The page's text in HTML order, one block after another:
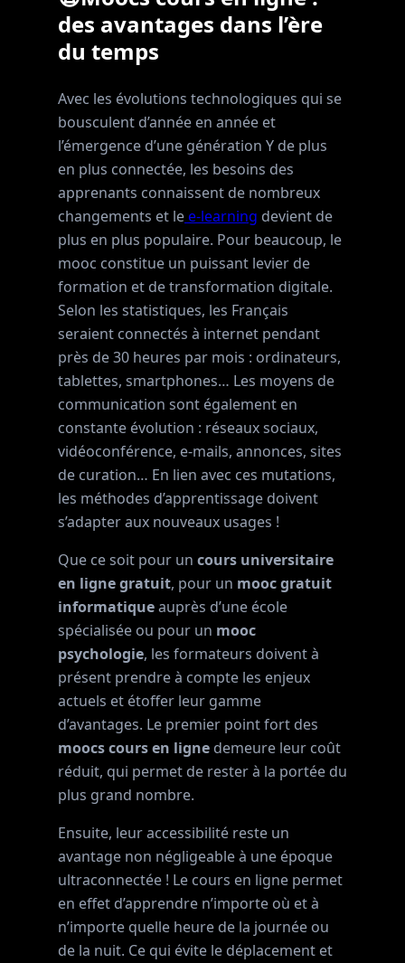
des avantages dans l’ère
du temps
Avec les évolutions technologiques qui se
bousculent d’année en année et
l’émergence d’une génération Y de plus
en plus connectée, les besoins des
apprenants connaissent de nombreux
changements et lee-learning devient de
plus en plus populaire. Pour beaucoup, le
mooc constitue un puissant levier de
formation et de transformation digitale.
Selon les statistiques, les Français
seraient connectés à internet pendant
près de 30 heures par mois : ordinateurs,
tablettes, smartphones… Les moyens de
communication sont également en
constante évolution : réseaux sociaux,
vidéoconférence, e-mails, annonces, sites
de curation… En lien avec ces mutations,
les méthodes d’apprentissage doivent
s’adapter aux nouveaux usages !
Que ce soit pour un cours universitaire
en ligne gratuit, pour un mooc gratuit
informatiqueauprès d’une école
spécialisée ou pour un mooc
psychologie, les formateurs doivent à
présent prendre à compte les enjeux
actuels et étoffer leur gamme
d’avantages. Le premier point fort des
moocs cours en ligne demeure leur coût
réduit, qui permet de rester à la portée du
plus grand nombre.
Ensuite, leur accessibilité reste un
avantage non négligeable à une époque
ultraconnectée ! Le cours en ligne permet
en effet d’apprendre n’importe où et à
n’importe quelle heure de la journée ou
de la nuit. Ce qui évite le déplacement et